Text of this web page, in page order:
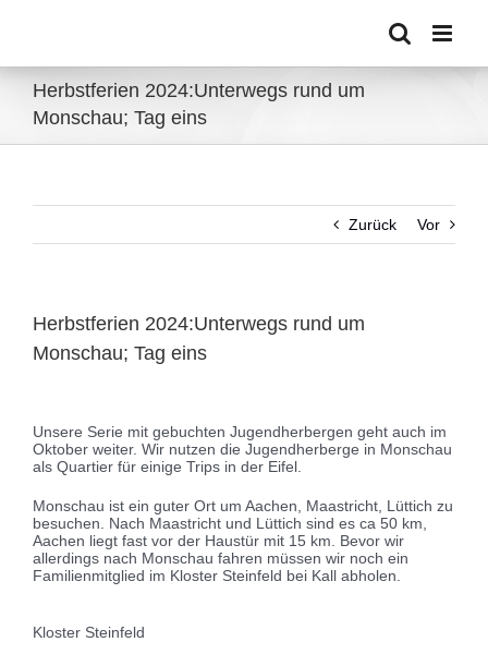
Herbstferien 2024:Unterwegs rund um
Monschau; Tag eins
Zurück Vor
Herbstferien 2024:Unterwegs rund um
Monschau; Tag eins
Bild
Unsere Serie mit gebuchten Jugendherbergen geht auch im
Oktober weiter. Wir nutzen die Jugendherberge in Monschau
als Quartier für einige Trips in der Eifel.
Monschau ist ein guter Ort um Aachen, Maastricht, Lüttich zu
besuchen. Nach Maastricht und Lüttich sind es ca 50 km,
Aachen liegt fast vor der Haustür mit 15 km. Bevor wir
allerdings nach Monschau fahren müssen wir noch ein
Familienmitglied im Kloster Steinfeld bei Kall abholen.
Kloster Steinfeld